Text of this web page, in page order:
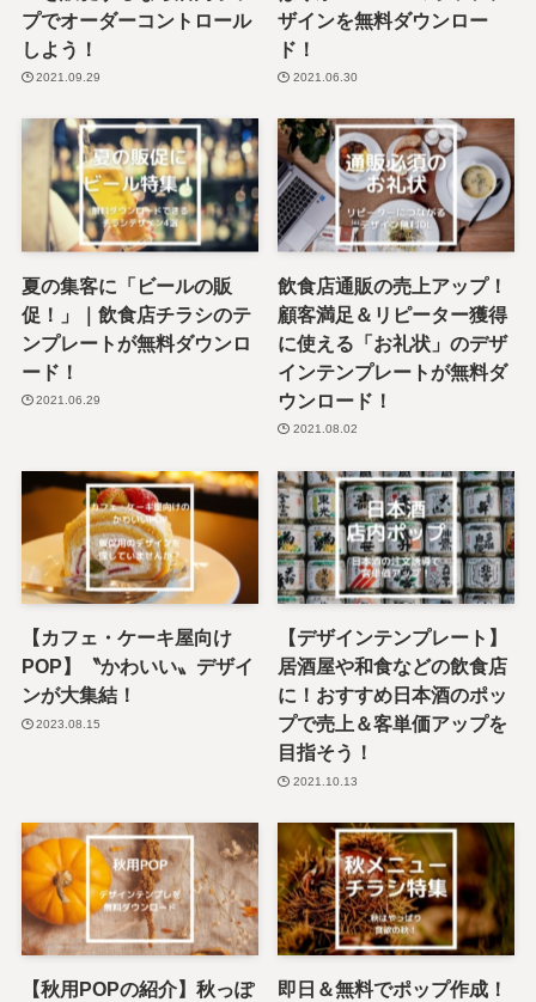
プでオーダーコントロール
しよう！
2021.09.29
ザインを無料ダウンロー
ド！
2021.06.30
夏の集客に「ビールの販
促！」｜飲食店チラシのテ
ンプレートが無料ダウンロ
ード！
2021.06.29
飲食店通販の売上アップ！
顧客満足＆リピーター獲得
に使える「お礼状」のデザ
インテンプレートが無料ダ
ウンロード！
2021.08.02
【カフェ・ケーキ屋向け
POP】〝かわいい〟デザイ
ンが大集結！
2023.08.15
【デザインテンプレート】
居酒屋や和食などの飲食店
に！おすすめ日本酒のポッ
プで売上＆客単価アップを
目指そう！
2021.10.13
【秋用POPの紹介】秋っぽ
即日＆無料でポップ作成！